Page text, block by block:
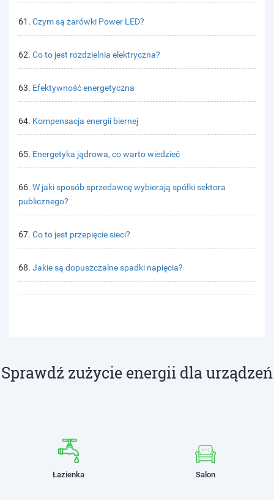
61. Czym są żarówki Power LED?
62. Co to jest rozdzielnia elektryczna?
63. Efektywność energetyczna
64. Kompensacja energii biernej
65. Energetyka jądrowa, co warto wiedzieć
66. W jaki sposób sprzedawcę wybierają spółki sektora
publicznego?
67. Co to jest przepięcie sieci?
68. Jakie są dopuszczalne spadki napięcia?
Sprawdź zużycie energii dla urządzeń
Łazienka Salon